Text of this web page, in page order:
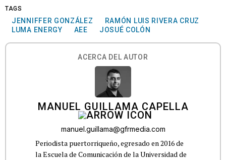
TAGS
JENNIFFER GONZÁLEZ
RAMÓN LUIS RIVERA CRUZ
LUMA ENERGY
AEE JOSUÉ COLÓN
ACERCA DEL AUTOR
MANUEL GUILLAMA CAPELLA
manuel.guillama@gfrmedia.com
Periodista puertorriqueño, egresado en 2016 de
la Escuela de Comunicación de la Universidad de